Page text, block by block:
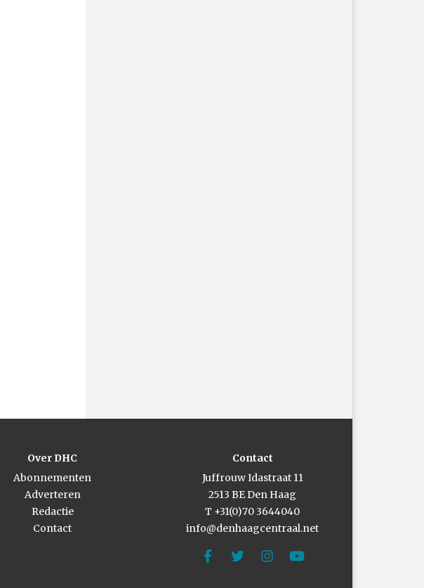
Over DHC
Abonnementen
Adverteren
Redactie
Contact
Contact
Juffrouw Idastraat 11
2513 BE Den Haag
T +31(0)70 3644040
info@denhaagcentraal.net